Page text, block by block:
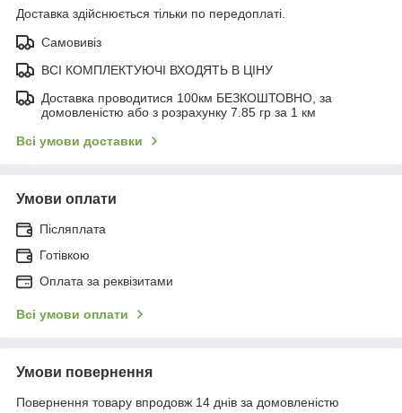
Доставка здійснюється тільки по передоплаті.
Самовивіз
ВСІ КОМПЛЕКТУЮЧІ ВХОДЯТЬ В ЦІНУ
Доставка проводитися 100км БЕЗКОШТОВНО, за
домовленістю або з розрахунку 7.85 гр за 1 км
Всі умови доставки
Умови оплати
Післяплата
Готівкою
Оплата за реквізитами
Всі умови оплати
Умови повернення
Повернення товару впродовж 14 днів за домовленістю